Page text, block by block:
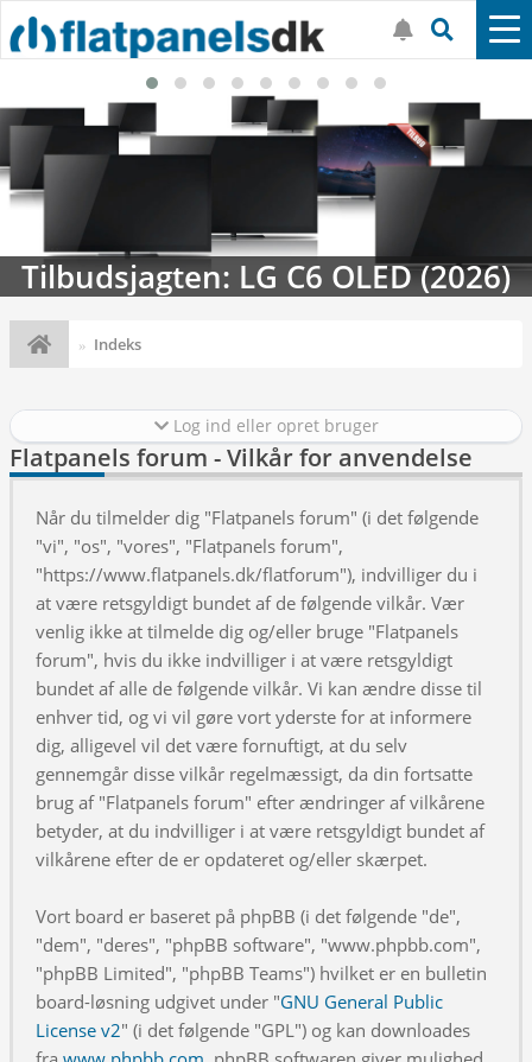
Tilbudsjagten: LG C6 OLED (2026)
Indeks
Log ind eller opret bruger
Flatpanels forum - Vilkår for anvendelse
Når du tilmelder dig "Flatpanels forum" (i det følgende
"vi", "os", "vores", "Flatpanels forum",
"https://www.flatpanels.dk/flatforum"), indvilliger du i
at være retsgyldigt bundet af de følgende vilkår. Vær
venlig ikke at tilmelde dig og/eller bruge "Flatpanels
forum", hvis du ikke indvilliger i at være retsgyldigt
bundet af alle de følgende vilkår. Vi kan ændre disse til
enhver tid, og vi vil gøre vort yderste for at informere
dig, alligevel vil det være fornuftigt, at du selv
gennemgår disse vilkår regelmæssigt, da din fortsatte
brug af "Flatpanels forum" efter ændringer af vilkårene
betyder, at du indvilliger i at være retsgyldigt bundet af
vilkårene efter de er opdateret og/eller skærpet.
Vort board er baseret på phpBB (i det følgende "de",
"dem", "deres", "phpBB software", "www.phpbb.com",
"phpBB Limited", "phpBB Teams") hvilket er en bulletin
board-løsning udgivet under "GNU General Public
License v2" (i det følgende "GPL") og kan downloades